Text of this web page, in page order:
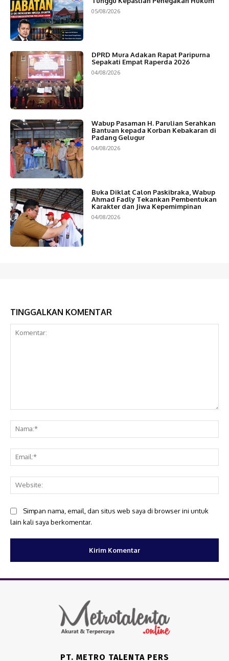
05/08/2026
DPRD Mura Adakan Rapat Paripurna
Sepakati Empat Raperda 2026
04/08/2026
Wabup Pasaman H. Parulian Serahkan
Bantuan kepada Korban Kebakaran di
Padang Gelugur
04/08/2026
Buka Diklat Calon Paskibraka, Wabup
Ahmad Fadly Tekankan Pembentukan
Karakter dan Jiwa Kepemimpinan
04/08/2026
TINGGALKAN KOMENTAR
Simpan nama, email, dan situs web saya di browser ini untuk
lain kali saya berkomentar.
PT. METRO TALENTA PERS